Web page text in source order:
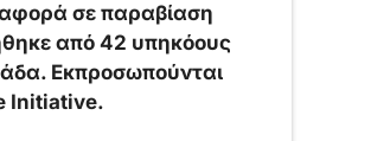
σε παραβίαση
από 42 υπηκόους
Εκπροσωπούνται
Initiative.